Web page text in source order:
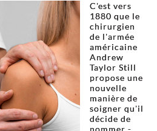
C'est vers
1880 que le
chirurgien
de l'armée
américaine
Andrew
Taylor Still
propose une
nouvelle
manière de
soigner qu'il
décide de
nommer -